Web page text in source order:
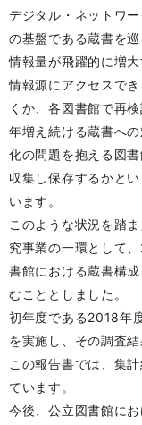
デジタル・ネットワ
の基盤である蔵書を
情報量が飛躍的に増
情報源にアクセスで
くか、各図書館で再
年増え続ける蔵書へ
化の問題を抱える図
収集し保存するかと
います。
このような状況を踏
究事業の一環として
書館における蔵書構
むこととしました。
初年度である2018年
を実施し、その調査
この報告書では、集
ています。
今後、公立図書館に